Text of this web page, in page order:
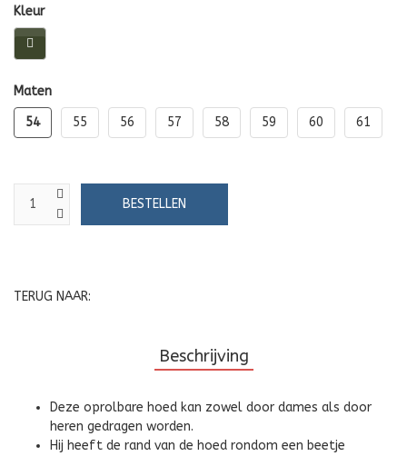
Kleur
Maten
54
55 56 57 58 59 60 61
TERUG NAAR:
Beschrijving
Deze oprolbare hoed kan zowel door dames als door
heren gedragen worden.
Hij heeft de rand van de hoed rondom een beetje